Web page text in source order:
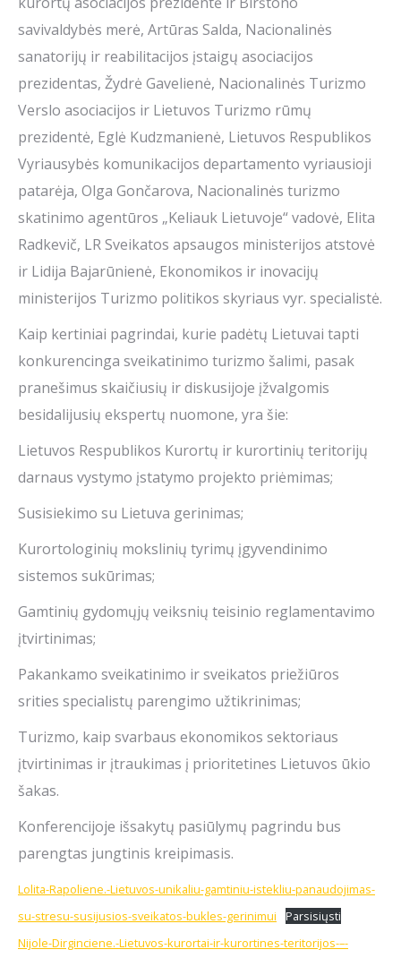
savivaldybės merė, Artūras Salda, Nacionalinės
sanatorijų ir reabilitacijos įstaigų asociacijos
prezidentas, Žydrė Gavelienė, Nacionalinės Turizmo
Verslo asociacijos ir Lietuvos Turizmo rūmų
prezidentė, Eglė Kudzmanienė, Lietuvos Respublikos
Vyriausybės komunikacijos departamento vyriausioji
patarėja, Olga Gončarova, Nacionalinės turizmo
skatinimo agentūros „Keliauk Lietuvoje“ vadovė, Elita
Radkevič, LR Sveikatos apsaugos ministerijos atstovė
ir Lidija Bajarūnienė, Ekonomikos ir inovacijų
ministerijos Turizmo politikos skyriaus vyr. specialistė.
Kaip kertiniai pagrindai, kurie padėtų Lietuvai tapti
konkurencinga sveikatinimo turizmo šalimi, pasak
pranešimus skaičiusių ir diskusijoje įžvalgomis
besidalijusių ekspertų nuomone, yra šie:
Lietuvos Respublikos Kurortų ir kurortinių teritorijų
darnaus vystymo įstatymo projekto priėmimas;
Susisiekimo su Lietuva gerinimas;
Kurortologinių mokslinių tyrimų įgyvendinimo
sistemos sukūrimas;
Gamtinių gydomųjų veiksnių teisinio reglamentavimo
įtvirtinimas;
Pakankamo sveikatinimo ir sveikatos priežiūros
srities specialistų parengimo užtikrinimas;
Turizmo, kaip svarbaus ekonomikos sektoriaus
įtvirtinimas ir įtraukimas į prioritetines Lietuvos ūkio
šakas.
Konferencijoje išsakytų pasiūlymų pagrindu bus
parengtas jungtinis kreipimasis.
Lolita-Rapoliene.-Lietuvos-unikaliu-gamtiniu-istekliu-panaudojimas-
su-stresu-susijusios-sveikatos-bukles-gerinimui
Parsisiųsti
Nijole-Dirginciene.-Lietuvos-kurortai-ir-kurortines-teritorijos-–-